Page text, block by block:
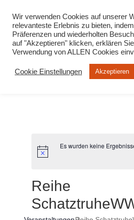
Es wurden keine
Reihe
Wir verwenden Cookies auf unserer
relevanteste Erlebnis zu bieten,
Präferenzen und wiederholten
auf "Akzeptieren" klicken, erklären
Verwendung von ALLEN Cookies
Cookie Einstellungen Akzeptieren